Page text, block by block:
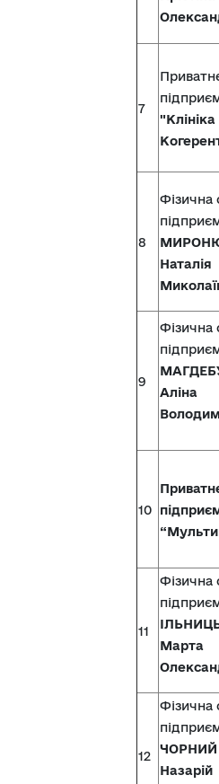
7
"Клініка
8
Фізична
Наталія
9
Фізична
Аліна
10
11
Фізична
Марта
12
Фізична
ЧОРНИЙ
Назарій